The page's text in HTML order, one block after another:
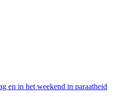
en in het weekend in paraatheid